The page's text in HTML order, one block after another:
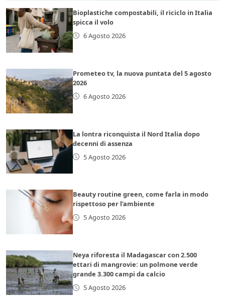
Bioplastiche compostabili, il riciclo in Italia
spicca il volo
6 Agosto 2026
Prometeo tv, la nuova puntata del 5 agosto
2026
6 Agosto 2026
La lontra riconquista il Nord Italia dopo
decenni di assenza
5 Agosto 2026
Beauty routine green, come farla in modo
rispettoso per l’ambiente
5 Agosto 2026
Neya riforesta il Madagascar con 2.500
ettari di mangrovie: un polmone verde
grande 3.300 campi da calcio
5 Agosto 2026